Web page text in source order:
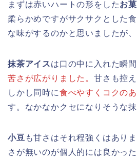
まずは赤いハートの形をしたお
柔らかめですがサクサクとした
な味がするのかと思いましたが
抹茶アイスは口の中に入れた瞬間
苦さが広がりました。 甘さも控
しかし同時に食べやすくコクの
す。なかなかクセになりそうな
小豆 も甘さはそれ程強くはあり
さが無いのが個人的には良かっ